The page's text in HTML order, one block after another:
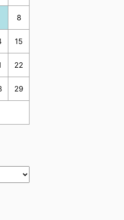
8
15
22
29